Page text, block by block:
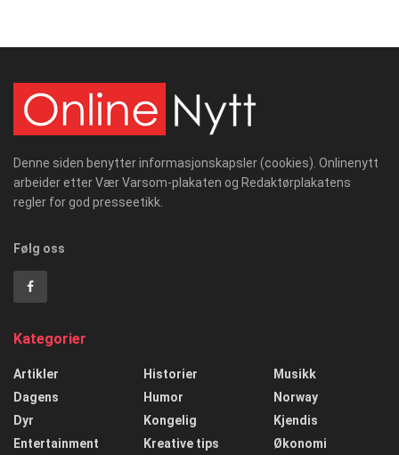
Denne siden benytter informasjonskapsler (cookies). Onlinenytt
arbeider etter Vær Varsom-plakaten og Redaktørplakatens
regler for god presseetikk.
Følg oss
Kategorier
Artikler
Dagens
Dyr
Entertainment
Historier
Humor
Kongelig
Kreative tips
Musikk
Norway
Kjendis
Økonomi